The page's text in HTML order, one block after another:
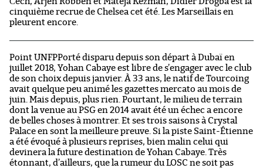
cinquième recrue de Chelsea cet été. Les Marseillais en
pleurent encore.
Point UNFPPorté disparu depuis son départ à Dubaï en
juillet 2018, Yohan Cabaye est libre de s’engager avec le club
de son choix depuis janvier. À 33 ans, le natif de Tourcoing
avait quelque peu animé les gazettes mercato au mois de
juin. Mais depuis, plus rien. Pourtant, le milieu de terrain
dont la venue au PSG en 2014 avait été un échec a encore
de belles choses à montrer. Et ses trois saisons à Crystal
Palace en sont la meilleure preuve. Si la piste Saint-Étienne
a été évoqué à plusieurs reprises, bien malin celui qui
devinera la future destination de Yohan Cabaye. Très
étonnant, d’ailleurs, que la rumeur du LOSC ne soit pas